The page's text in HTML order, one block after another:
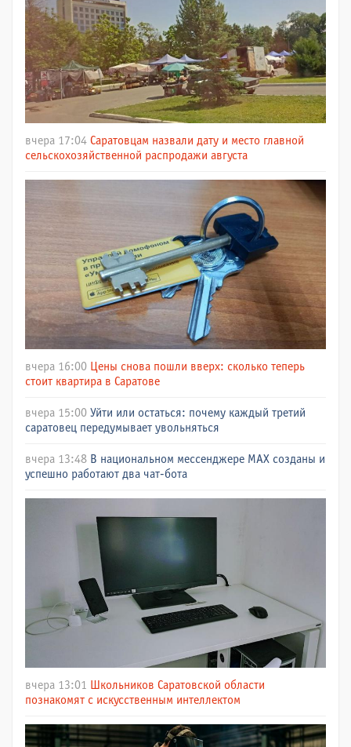
вчера 17:04 Саратовцам назвали дату и место главной
сельскохозяйственной распродажи августа
вчера 16:00 Цены снова пошли вверх: сколько теперь
стоит квартира в Саратове
вчера 15:00 Уйти или остаться: почему каждый третий
саратовец передумывает увольняться
вчера 13:48 В национальном мессенджере МАХ созданы и
успешно работают два чат-бота
вчера 13:01
Школьников Саратовской области
познакомят с искусственным интеллектом